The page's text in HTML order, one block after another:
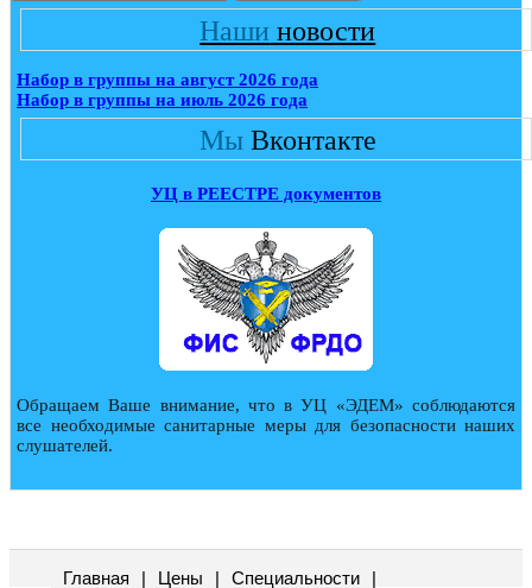
Наши новости
Набор в группы на август 2026 года
Набор в группы на июль 2026 года
МыВконтакте
УЦ в РЕЕСТРЕ документов
Обращаем Ваше внимание, что в УЦ «ЭДЕМ» соблюдаются
все необходимые санитарные меры для безопасности наших
слушателей.
Главная | Цены | Специальности |